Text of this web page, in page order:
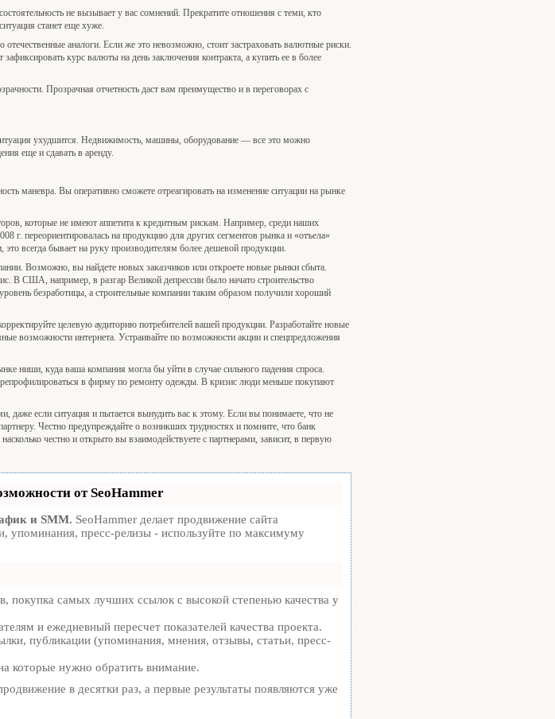
не вызывает у вас сомнений. Прекратите отношения с теми, кто
станет еще хуже.
аналоги. Если же это невозможно, стоит застраховать валютные риски.
курс валюты на день заключения контракта, а купить ее в более
Прозрачная отчетность даст вам преимущество и в переговорах с
ухудшится. Недвижимость, машины, оборудование — все это можно
еще и сдавать в аренду.
маневра. Вы оперативно сможете отреагировать на изменение ситуации на рынке
которые не имеют аппетита к кредитным рискам. Например, среди наших
г. переориентировалась на продукцию для других сегментов рынка и «отъела»
всегда бывает на руку производителям более дешевой продукции.
Возможно, вы найдете новых заказчиков или откроете новые рынки сбыта.
В США, например, в разгар Великой депрессии было начато строительство
безработицы, а строительные компании таким образом получили хороший
целевую аудиторию потребителей вашей продукции. Разработайте новые
возможности интернета. Устраивайте по возможности акции и спецпредложения
ниши, куда ваша компания могла бы уйти в случае сильного падения спроса.
в фирму по ремонту одежды. В кризис люди меньше покупают
даже если ситуация и пытается вынудить вас к этому. Если вы понимаете, что не
Честно предупреждайте о возникших трудностях и помните, что банк
честно и открыто вы взаимодействуете с партнерами, зависит, в первую
от SeoHammer
и SMM. SeoHammer делает продвижение сайта
упоминания, пресс-релизы - используйте по максимуму
самых лучших ссылок с высокой степенью качества у
и ежедневный пересчет показателей качества проекта.
публикации (упоминания, мнения, отзывы, статьи, пресс-
которые нужно обратить внимание.
в десятки раз, а первые результаты появляются уже